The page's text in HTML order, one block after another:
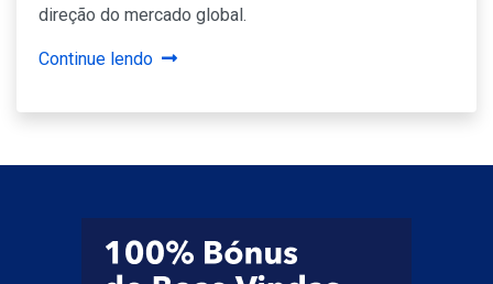
direção do mercado global.
Continue lendo